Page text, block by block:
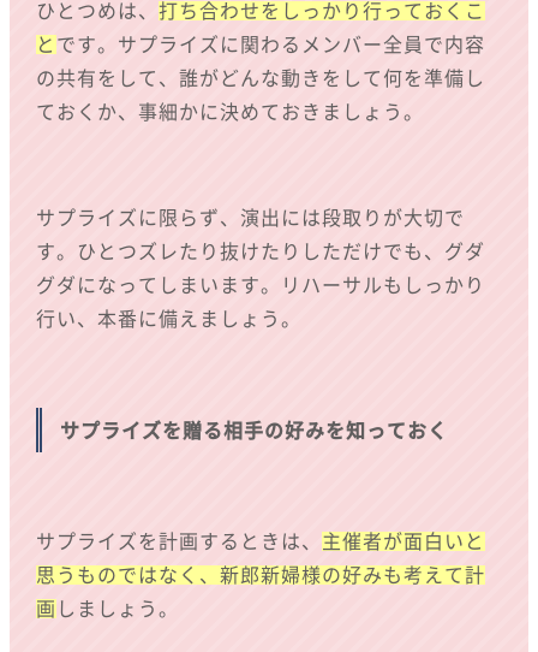
ひとつめは、 打ち合わせをしっかり行っておくこ
と です。サプライズに関わるメンバー全員で内容
の共有をして、誰がどんな動きをして何を準備し
ておくか、事細かに決めておきましょう。
サプライズに限らず、演出には段取りが大切で
す。ひとつズレたり抜けたりしただけでも、グダ
グダになってしまいます。リハーサルもしっかり
行い、本番に備えましょう。
サプライズを贈る相手の好みを知っておく
サプライズを計画するときは、 主催者が面白いと
思うものではなく、新郎新婦様の好みも考えて計
画 しましょう。